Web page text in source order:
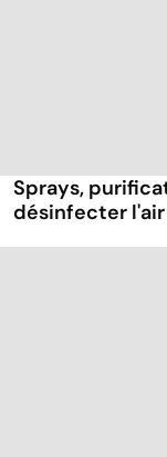
Sprays,
désinfecter